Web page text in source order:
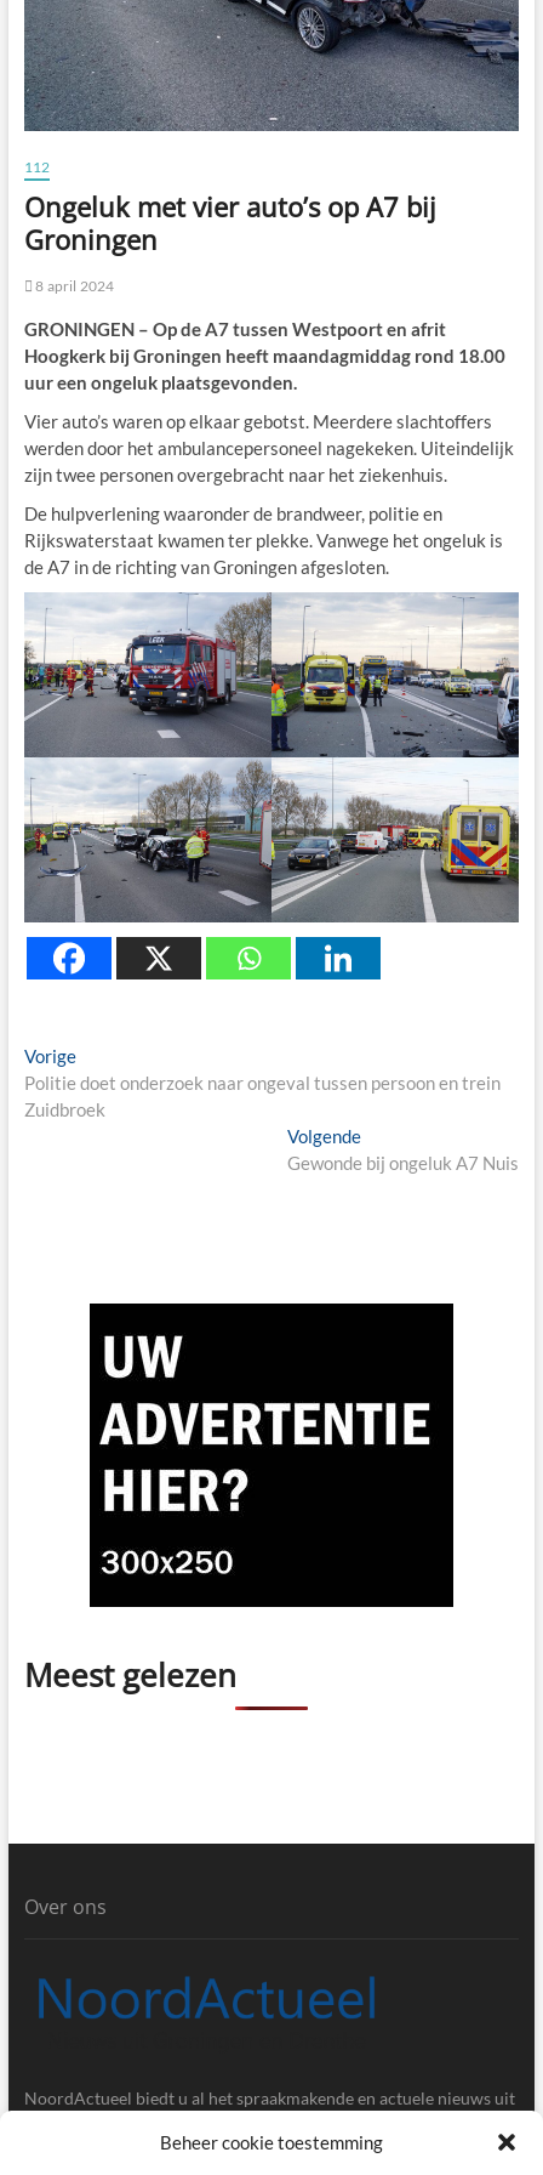
Beheer cookie toestemming
112
Ongeluk met vier auto’s op A7 bij
Groningen
8 april 2024
GRONINGEN – Op de A7 tussen Westpoort en afrit
Hoogkerk bij Groningen heeft maandagmiddag rond 18.00
uur een ongeluk plaatsgevonden.
Vier auto’s waren op elkaar gebotst. Meerdere slachtoffers
werden door het ambulancepersoneel nagekeken. Uiteindelijk
zijn twee personen overgebracht naar het ziekenhuis.
De hulpverlening waaronder de brandweer, politie en
Rijkswaterstaat kwamen ter plekke. Vanwege het ongeluk is
de A7 in de richting van Groningen afgesloten.
Berichtnavigatie
VorigePrevious
post:
Politie doet onderzoek naar ongeval tussen persoon en trein
Zuidbroek
VolgendeNext
post:
Gewonde bij ongeluk A7 Nuis
Meest gelezen
Over ons
NoordActueel biedt u al het spraakmakende en actuele nieuws uit